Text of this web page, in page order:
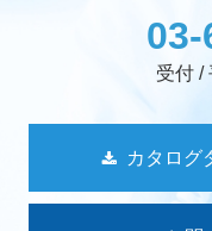
03-
受付 /
カタログ